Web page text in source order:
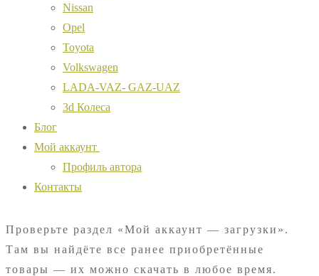
Nissan
Opel
Toyota
Volkswagen
LADA-VAZ- GAZ-UAZ
3d Колеса
Блог
Мой аккаунт
Профиль автора
Контакты
Проверьте раздел «Мой аккаунт — загрузки».
Там вы найдёте все ранее приобретённые
товары — их можно скачать в любое время.